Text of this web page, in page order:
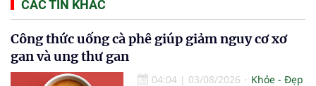
CÁC TIN KHÁC
Công thức uống cà phê giúp giảm nguy cơ xơ
gan và ung thư gan
04:04 | 03/08/2026
Khỏe - Đẹp